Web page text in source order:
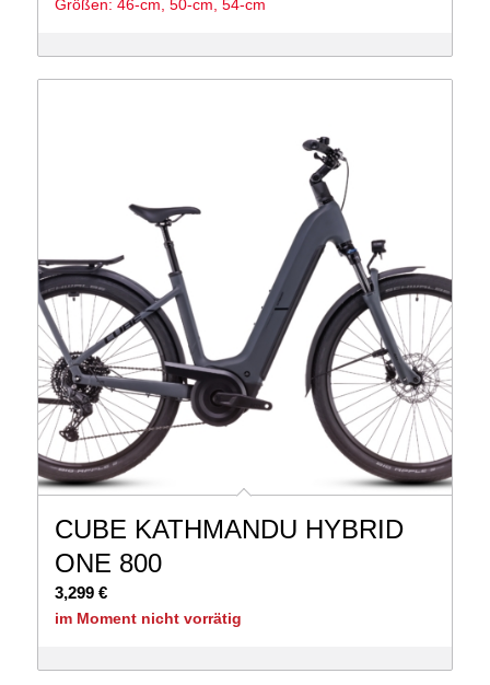
war:
ist:
Größen: 46-cm, 50-cm, 54-cm
CUBE KATHMANDU HYBRID
ONE 800
3,299 €
im Moment nicht vorrätig